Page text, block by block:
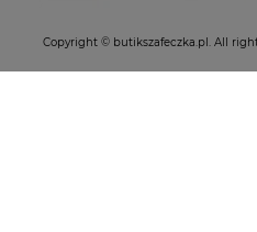
Copyright © butikszafeczka.pl. All